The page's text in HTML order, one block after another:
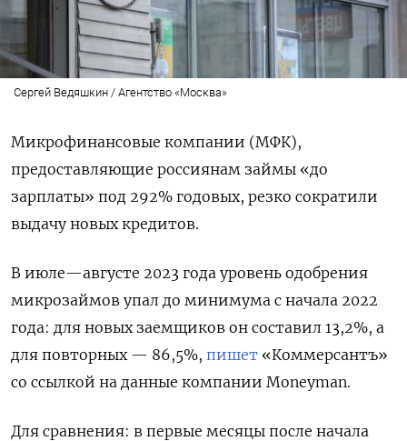
Сергей Ведяшкин / Агентство «Москва»
Микрофинансовые компании (МФК),
предоставляющие россиянам займы «до
зарплаты» под 292% годовых, резко сократили
выдачу новых кредитов.
В июле—августе 2023 года уровень одобрения
микрозаймов упал до минимума с начала 2022
года: для новых заемщиков он составил 13,2%, а
для повторных — 86,5%, пишет «Коммерсантъ»
со ссылкой на данные компании Moneyman.
Для сравнения: в первые месяцы после начала